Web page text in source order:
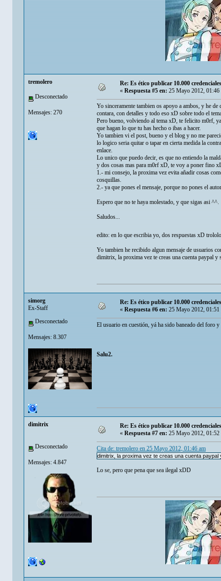
tremolero
Desconectado
Mensajes: 270
Re: Es ético publicar 10.000
« Respuesta #5 en: 25 Mayo 2012, 01:46
Yo sinceramente tambien os apoyo a ambos, y he
contara, con detalles y todo eso xD sobre todo el
Pero bueno, volviendo al tema xD, te felicito m0rf,
que hagan lo que tu has hecho o ibas a hacer.
Yo tambien vi el post, bueno y el blog y no me
lo logico seria quitar o tapar en cierta medida la
enlace.
Lo unico que puedo decir, es que no entiendo la
y dos cosas mas para m0rf xD, te voy a poner fino
1.- mi consejo, la proxima vez evita añadir cosas
cosquillas.
2.- ya que pones el mensaje, porque no pones el
Espero que no te haya molestado, y que sigas asi ^^.
Saludos...
edito: en lo que escribia yo, dos respuestas xD
Yo tambien he recibido algun mensaje de usuarios
dimitrix, la proxima vez te creas una cuenta paypal
simorg
Ex-Staff
Desconectado
Mensajes: 8.307
Re: Es ético publicar 10.000
«Respuesta #6 en:25 Mayo 2012, 01:51
El usuario en cuestión, yá ha sido baneado del foro
Salu2.
dimitrix
Desconectado
Mensajes: 4.847
Re: Es ético publicar 10.000
« Respuesta #7 en: 25 Mayo 2012, 01:52
Cita de: tremolero en 25 Mayo 2012, 01:46 am
dimitrix, la proxima vez te creas una cuenta
Lo se, pero que pena que sea ilegal xDD